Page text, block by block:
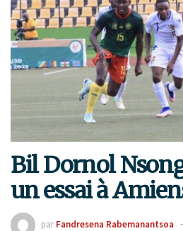
Bil Dornol
un essai à
par Fandresena Rabemanantsoa